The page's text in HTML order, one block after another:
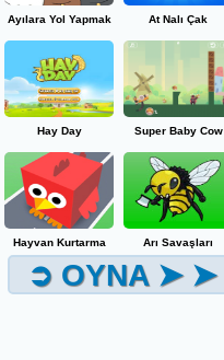
Ayılara Yol Yapmak At Nalı Çak
Hay Day Super Baby Cow
Hayvan Kurtarma Arı Savaşları
➲ OYNA ➤ ➤